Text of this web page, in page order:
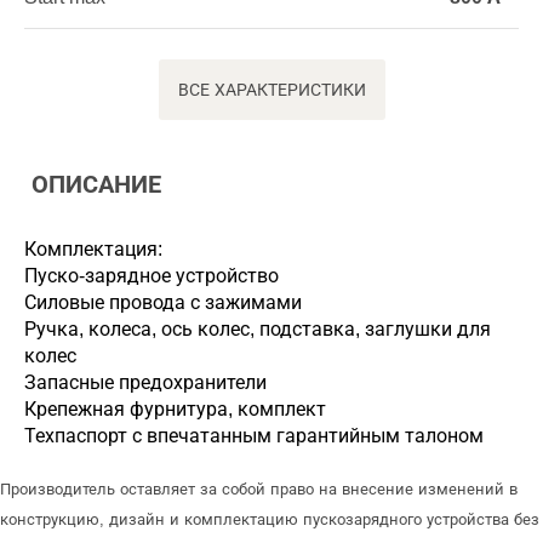
ВСЕ ХАРАКТЕРИСТИКИ
ОПИСАНИЕ
Комплектация:
Пуско-зарядное устройство
Силовые провода с зажимами
Ручка, колеса, ось колес, подставка, заглушки для
колес
Запасные предохранители
Крепежная фурнитура, комплект
Техпаспорт с впечатанным гарантийным талоном
Производитель оставляет за собой право на внесение изменений в
конструкцию, дизайн и комплектацию пускозарядного устройства без